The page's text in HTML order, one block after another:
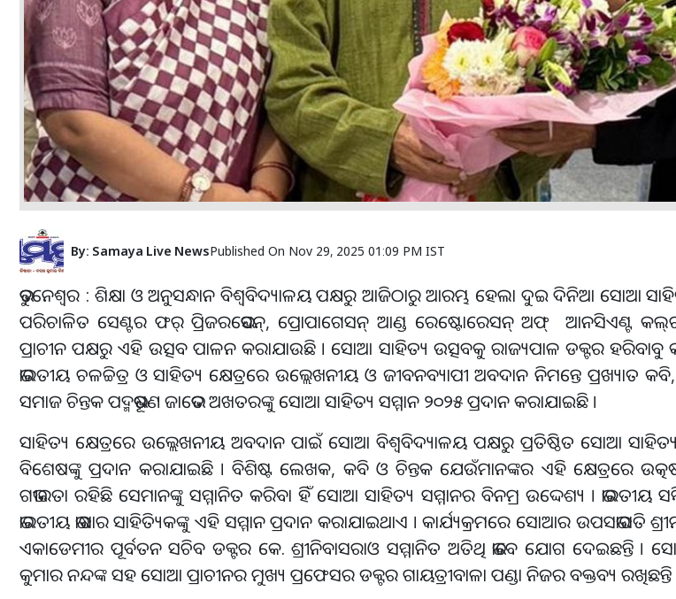
By: Samaya Live NewsPublished On Nov 29, 2025 01:09 PM IST
ଭୁବନେଶ୍ୱର : ଶିକ୍ଷା ଓ ଅନୁସନ୍ଧାନ ବିଶ୍ଵବିଦ୍ୟାଳୟ ପକ୍ଷରୁ ଆଜିଠାରୁ ଆରମ୍ଭ ହେଲା ଦୁଇ ଦିନିଆ ସୋଆ
ପରିଚାଳିତ ସେଣ୍ଟର ଫର୍ ପ୍ରିଜରଭେସନ୍‌, ପ୍ରୋପାଗେସନ୍ ଆଣ୍ଡ ରେଷ୍ଟୋରେସନ୍ ଅଫ୍ ଆନସିଏଣ୍ଟ
ପ୍ରାଚୀନ ପକ୍ଷରୁ ଏହି ଉତ୍ସବ ପାଳନ କରାଯାଉଛି । ସୋଆ ସାହିତ୍ୟ ଉତ୍ସବକୁ ରାଜ୍ୟପାଳ ଡକ୍ଟର
ଭାରତୀୟ ଚଳଚ୍ଚିତ୍ର ଓ ସାହିତ୍ୟ କ୍ଷେତ୍ରରେ ଉଲ୍ଲେଖନୀୟ ଓ ଜୀବନବ୍ୟାପୀ ଅବଦାନ ନିମନ୍ତେ ପ୍ରଖ୍ୟାତ
ସମାଜ ଚିନ୍ତକ ପଦ୍ମଭୂଷଣ ଜାଭେଦ ଅଖତରଙ୍କୁ ସୋଆ ସାହିତ୍ୟ ସମ୍ମାନ ୨୦୨୫ ପ୍ରଦାନ କରାଯାଇଛି ।
ସାହିତ୍ୟ କ୍ଷେତ୍ରରେ ଉଲ୍ଲେଖନୀୟ ଅବଦାନ ପାଇଁ ସୋଆ ବିଶ୍ୱବିଦ୍ୟାଳୟ ପକ୍ଷରୁ ପ୍ରତିଷ୍ଠିତ ସୋଆ
ବିଶେଷଙ୍କୁ ପ୍ରଦାନ କରାଯାଇଛି । ବିଶିଷ୍ଟ ଲେଖକ, କବି ଓ ଚିନ୍ତକ ଯେଉଁମାନଙ୍କର ଏହି କ୍ଷେତ୍ରରେ
ଗଭୀରତା ରହିଛି ସେମାନଙ୍କୁ ସମ୍ମାନିତ କରିବା ହିଁ ସୋଆ ସାହିତ୍ୟ ସମ୍ମାନର ବିନମ୍ର ଉଦ୍ଦେଶ୍ୟ ।
ଭାରତୀୟ ଭାଷାର ସାହିତ୍ୟିକଙ୍କୁ ଏହି ସମ୍ମାନ ପ୍ରଦାନ କରାଯାଇଥାଏ । କାର୍ଯ୍ୟକ୍ରମରେ ସୋଆର ଉପସଭାପତି
ଏକାଡେମୀର ପୂର୍ବତନ ସଚିବ ଡକ୍ଟର କେ. ଶ୍ରୀନିବାସରାଓ ସମ୍ମାନିତ ଅତିଥି ଭାବେ ଯୋଗ ଦେଇଛନ୍ତି ।
କୁମାର ନନ୍ଦଙ୍କ ସହ ସୋଆ ପ୍ରାଚୀନର ମୁଖ୍ୟ ପ୍ରଫେସର ଡକ୍ଟର ଗାୟତ୍ରୀବାଳା ପଣ୍ଡା ନିଜର ବକ୍ତବ୍ୟ ରଖିଛନ୍ତି